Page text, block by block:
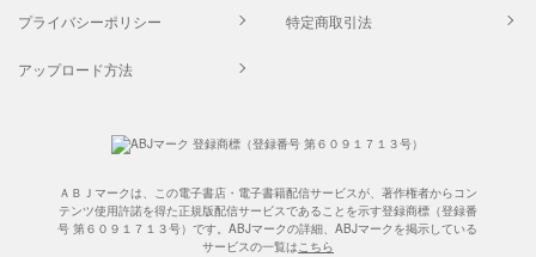
プライバシーポリシー 特定商取引法
アップロード方法
ＡＢＪマークは、この電子書店・電子書籍配信サービスが、著作権者からコン
テンツ使用許諾を得た正規版配信サービスであることを示す登録商標（登録番
号 第６０９１７１３号）です。ABJマークの詳細、ABJマークを掲示している
サービスの一覧はこちら